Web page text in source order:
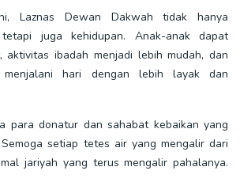
Laznas Dewan Dakwah tidak hanya
juga kehidupan. Anak-anak dapat
aktivitas ibadah menjadi lebih mudah, dan
menjalani hari dengan lebih layak dan
para donatur dan sahabat kebaikan yang
setiap tetes air yang mengalir dari
jariyah yang terus mengalir pahalanya.